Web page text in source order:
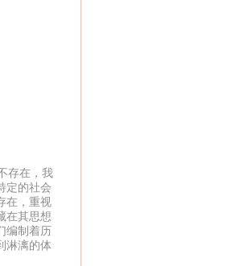
存在，我
定的社会
在，重视
在其思想
编制着历
淋漓的体